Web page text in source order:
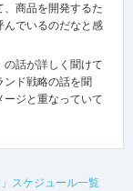
商品を開発するた
んでいるのだなと感
話が詳しく聞けて
ンド戦略の話を聞
ージと重なっていて
スケジュール一覧